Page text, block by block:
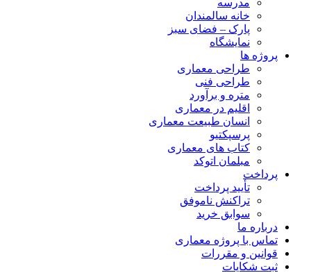
خانه سالمندان
پارک – فضای سبز
نمایشگاه
پروژه ها
طراحی معماری
طراحی فنی
متره و برآورد
اقلیم در معماری
انسان طبیعت معماری
پرسپکتیو
کتاب های معماری
مبلمان اتوکد
پرداخت
تأیید پرداخت
تراکنش ناموفق
سوابق خرید
درباره ما
تماس با پروژه معماری
قوانین و مقررات
ثبت شکایات